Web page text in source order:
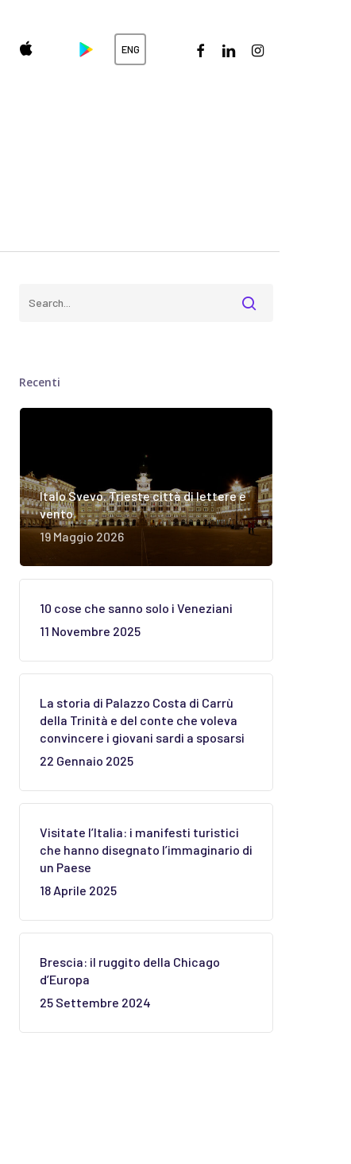
ENG facebooklinkedininstagram
Recenti
Italo Svevo. Trieste città di lettere e
vento
19 Maggio 2026
10 cose che sanno solo i Veneziani
11 Novembre 2025
La storia di Palazzo Costa di Carrù
della Trinità e del conte che voleva
convincere i giovani sardi a sposarsi
22 Gennaio 2025
Visitate l’Italia: i manifesti turistici
che hanno disegnato l’immaginario di
un Paese
18 Aprile 2025
Brescia: il ruggito della Chicago
d’Europa
25 Settembre 2024